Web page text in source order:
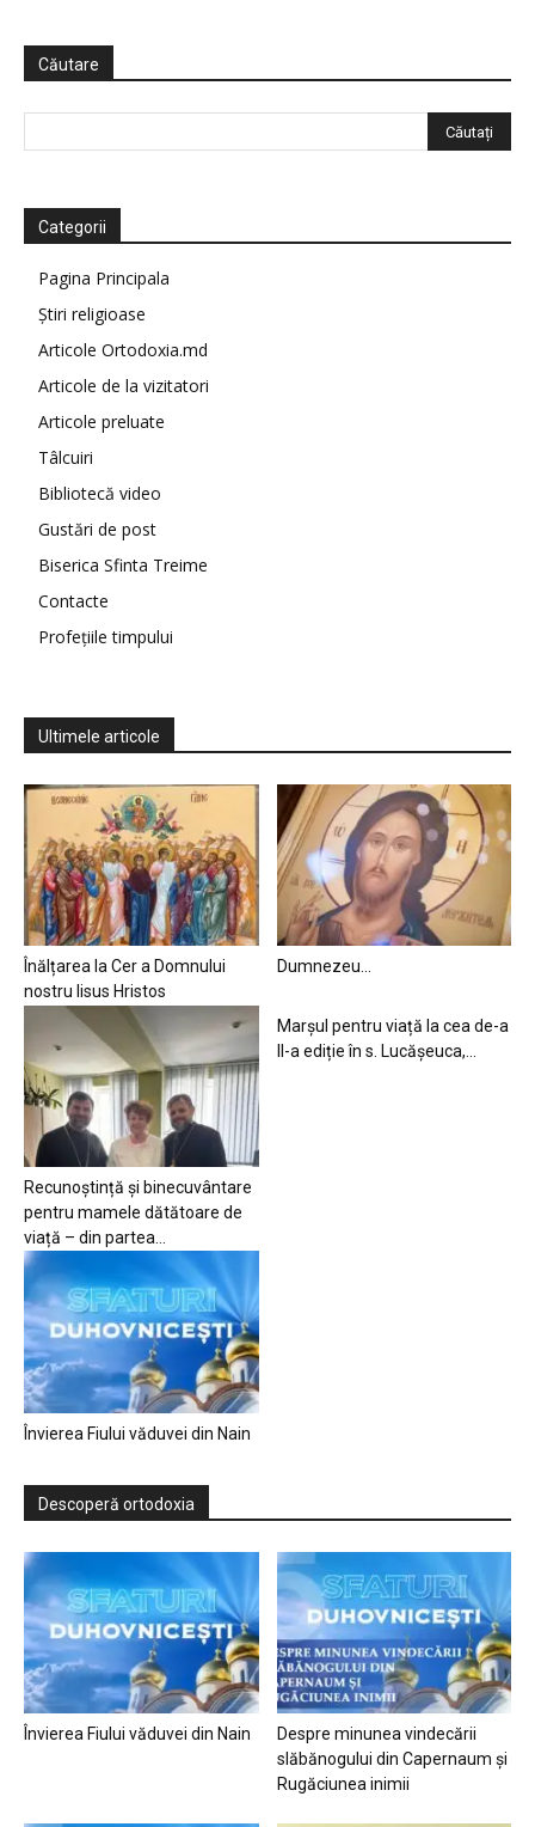
Căutare
Categorii
Pagina Principala
Știri religioase
Articole Ortodoxia.md
Articole de la vizitatori
Articole preluate
Tâlcuiri
Bibliotecă video
Gustări de post
Biserica Sfinta Treime
Contacte
Profețiile timpului
Ultimele articole
Înălțarea la Cer a Domnului
nostru Iisus Hristos
Dumnezeu…
Recunoștință și binecuvântare
pentru mamele dătătoare de
viață – din partea...
Marșul pentru viață la cea de-a
II-a ediție în s. Lucășeuca,...
Învierea Fiului văduvei din Nain
Descoperă ortodoxia
Învierea Fiului văduvei din Nain
Despre minunea vindecării
slăbănogului din Capernaum și
Rugăciunea inimii